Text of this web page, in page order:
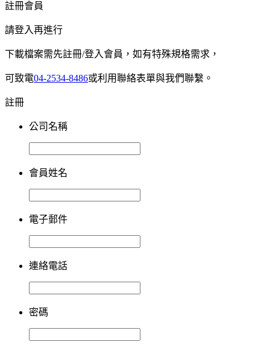
註冊會員
請登入再進行
下載檔案需先註冊/登入會員，如有特殊規格需求，
可致電04-2534-8486或利用聯絡表單與我們聯繫。
註冊
公司名稱
會員姓名
電子郵件
連絡電話
密碼